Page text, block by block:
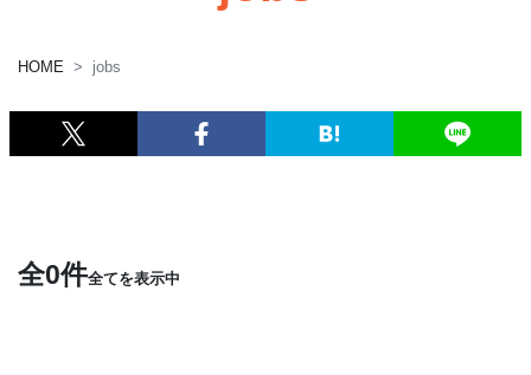
HOME jobs
全0件全てを表示中